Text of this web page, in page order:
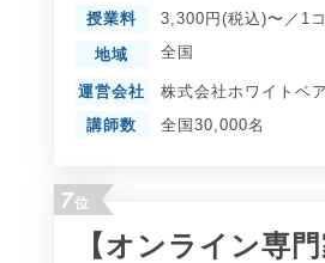
授業料 3,300円(税込)〜／1コ
地域 全国
運営会社
株式会社ホワイトベア
講師数
全国30,000名
7位
【オンライン専